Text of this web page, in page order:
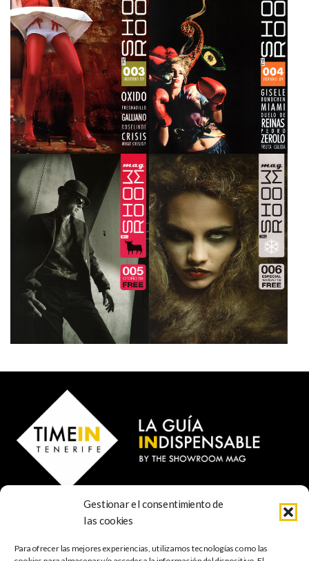
Gestionar el consentimiento de
las cookies
Para ofrecer las mejores experiencias, utilizamos tecnologías como las
© 2023 TIME IN TENERIFE - Rosti Family Group S.L.
38001 Santa Cruz de Tenerife (ES)